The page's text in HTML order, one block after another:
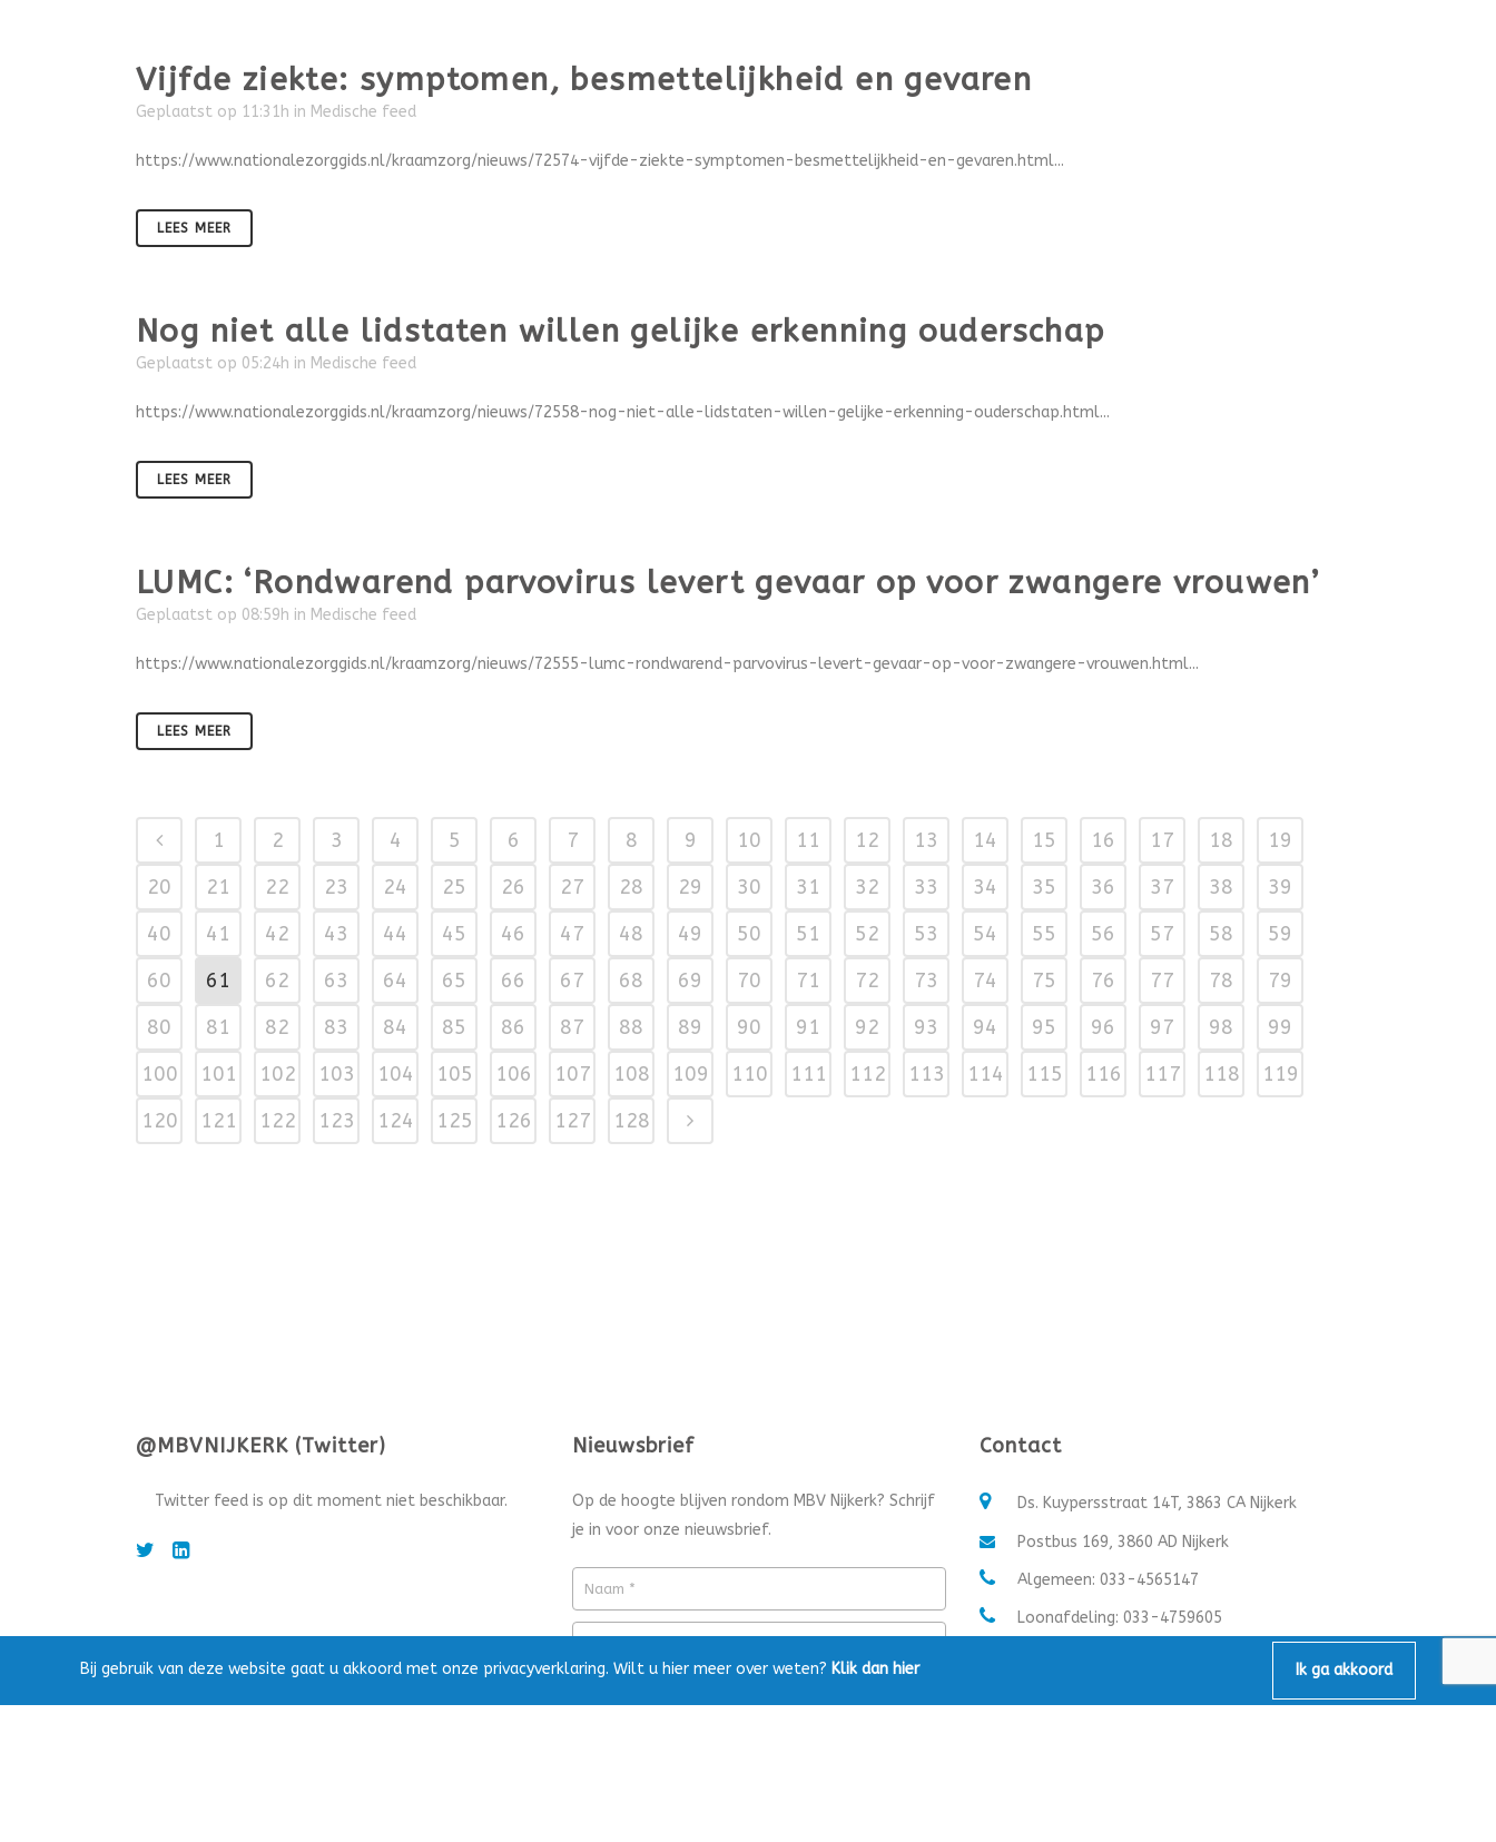
Bij gebruik van deze website gaat u akkoord met onze privacyverklaring. Wilt u hier meer over weten? Klik dan hier Ik ga akkoord
Vijfde ziekte: symptomen, besmettelijkheid en gevaren
Geplaatst op 11:31h in Medische feed
https://www.nationalezorggids.nl/kraamzorg/nieuws/72574-vijfde-ziekte-symptomen-besmettelijkheid-en-gevaren.html...
LEES MEER
Nog niet alle lidstaten willen gelijke erkenning ouderschap
Geplaatst op 05:24h in Medische feed
https://www.nationalezorggids.nl/kraamzorg/nieuws/72558-nog-niet-alle-lidstaten-willen-gelijke-erkenning-ouderschap.html...
LEES MEER
LUMC: ‘Rondwarend parvovirus levert gevaar op voor zwangere vrouwen’
Geplaatst op 08:59h in Medische feed
https://www.nationalezorggids.nl/kraamzorg/nieuws/72555-lumc-rondwarend-parvovirus-levert-gevaar-op-voor-zwangere-vrouwen.html...
LEES MEER
1 2 3 4 5 6 7 8 9 10 11 12 13 14 15 16 17 18
19
20
21 22 23 24 25 26 27 28 29 30 31 32 33 34 35 36 37 38
39
40
41 42 43 44 45 46 47 48 49 50 51 52 53 54 55 56 57 58
59
60
61 62 63 64 65 66 67 68 69 70 71 72 73 74 75 76 77 78
79
80
81 82 83 84 85 86 87 88 89 90 91 92 93 94 95 96 97 98
99
100
101 102 103 104 105 106 107 108 109 110 111 112 113 114 115 116 117 118
119
120
121 122 123 124 125 126 127 128
@MBVNIJKERK (Twitter)
Twitter feed is op dit moment niet beschikbaar.
Nieuwsbrief
Op de hoogte blijven rondom MBV Nijkerk? Schrijf
je in voor onze nieuwsbrief.
Contact
Ds. Kuypersstraat 14T, 3863 CA Nijkerk
Postbus 169, 3860 AD Nijkerk
Algemeen:033-4565147
Loonafdeling:033-4759605